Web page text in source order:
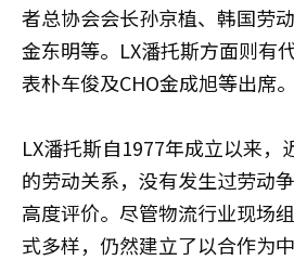
者总协会会长孙京植、韩国劳
金东明等。LX潘托斯方面则有
表朴车俊及CHO金成旭等出席。
LX潘托斯自1977年成立以来，
的劳动关系，没有发生过劳动
高度评价。尽管物流行业现场
式多样，仍然建立了以合作为